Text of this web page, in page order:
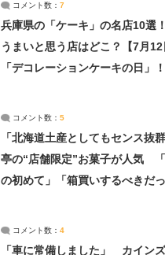
コメント数： 7
兵庫県の「ケーキ」の名店10
うまいと思う店はどこ？【7月
「デコレーションケーキの日」！
コメント数： 5
「北海道土産としてもセンス抜
亭の“店舗限定”お菓子が人気
の初めて」「箱買いするべきだっ
コメント数： 4
「車に常備しました」 カインズ